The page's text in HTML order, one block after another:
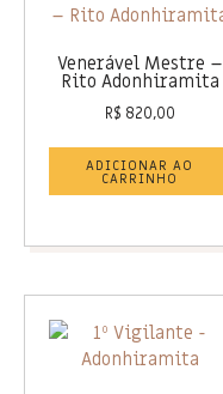
Venerável Mestre –
Rito Adonhiramita
R$ 820,00
ADICIONAR AO
CARRINHO